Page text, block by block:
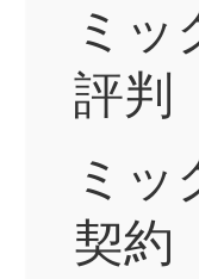
ミッ
評判
ミッ
契約